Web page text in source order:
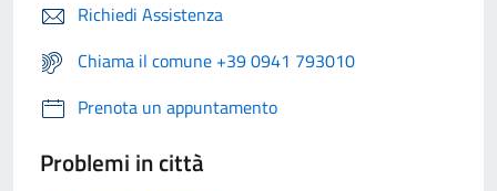
Richiedi Assistenza
Chiama il comune +39 0941 793010
Prenota un appuntamento
Problemi in città